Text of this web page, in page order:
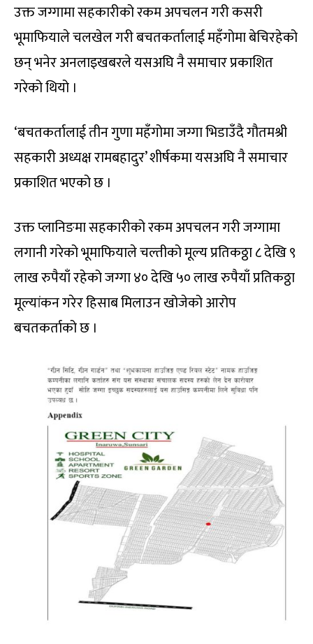
उक्त जग्गामा सहकारीको रकम अपचलन गरी कसरी
भूमाफियाले चलखेल गरी बचतकर्तालाई महँगोमा बेचिरहेको
छन् भनेर अनलाइखबरले यसअघि नै समाचार प्रकाशित
गरेको थियो ।
‘बचतकर्तालाई तीन गुणा महँगोमा जग्गा भिडाउँदै गौतमश्री
सहकारी अध्यक्ष रामबहादुर’ शीर्षकमा यसअघि नै समाचार
प्रकाशित भएको छ ।
उक्त प्लानिङमा सहकारीको रकम अपचलन गरी जग्गामा
लगानी गरेको भूमाफियाले चल्तीको मूल्य प्रतिकठ्ठा ८ देखि ९
लाख रुपैयाँ रहेको जग्गा ४० देखि ५० लाख रुपैयाँ प्रतिकठ्ठा
मूल्यांकन गरेर हिसाब मिलाउन खोजेको आरोप
बचतकर्ताको छ ।